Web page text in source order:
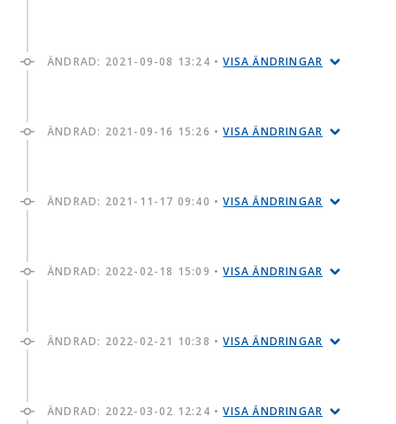
ÄNDRAD: 2021-09-08 13:24 •VISA ÄNDRINGAR
ÄNDRAD: 2021-09-16 15:26 •VISA ÄNDRINGAR
ÄNDRAD: 2021-11-17 09:40 •VISA ÄNDRINGAR
ÄNDRAD: 2022-02-18 15:09 •VISA ÄNDRINGAR
ÄNDRAD: 2022-02-21 10:38 •VISA ÄNDRINGAR
ÄNDRAD: 2022-03-02 12:24 •VISA ÄNDRINGAR